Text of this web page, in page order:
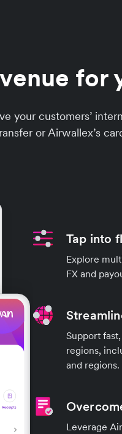
for
your customers’
or Airwallex’s
Tap into
Explore
FX and
Support
regions,
and regions.
Leverage